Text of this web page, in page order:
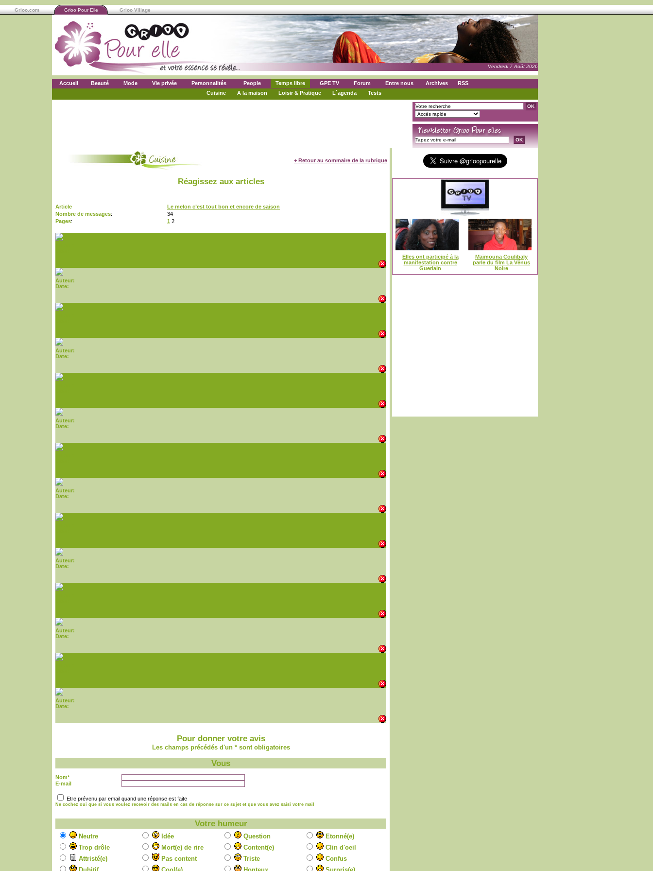
Grioo.com Grioo Pour Elle Grioo Village
Vendredi 7 Août 2026
Accueil Beauté Mode Vie privée Personnalités People Temps libre GPE TV Forum Entre nous Archives
RSS
Cuisine
A la maison Loisir & Pratique L`agenda Tests
+ Retour au sommaire de la rubrique
Réagissez aux articles
Article
Le melon c’est tout bon et encore de saison
Nombre de messages:
34
Pages: 1 2
Auteur:
Date:
Auteur:
Date:
Auteur:
Date:
Auteur:
Date:
Auteur:
Date:
Auteur:
Date:
Auteur:
Date:
Pour donner votre avis
Les champs précédés d'un * sont obligatoires
Vous
Nom*
E-mail
Etre prévenu par email quand une réponse est faite
Ne cochez oui que si vous voulez recevoir des mails en cas de réponse sur ce sujet et que vous avez saisi votre mail
Votre humeur
Neutre Idée Question
Etonné(e)
Trop drôle
Mort(e) de rire Content(e)
Clin d'oeil
Attristé(e)
Pas content Triste
Confus
Elles ont participé à la
manifestation contre
Guerlain
Maïmouna Coulibaly
parle du film La Vénus
Noire